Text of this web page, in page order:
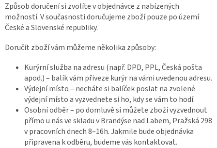
Způsob doručení si zvolíte v objednávce z nabízených
možností. V současnosti doručujeme zboží pouze po území
České a Slovenské republiky.
Doručit zboží vám můžeme několika způsoby:
Kurýrní služba na adresu (např. DPD, PPL, Česká pošta
apod.) – balík vám přiveze kurýr na vámi uvedenou adresu.
Výdejní místo – necháte si balíček poslat na zvolené
výdejní místo a vyzvednete si ho, kdy se vám to hodí.
Osobní odběr – po domluvě si můžete zboží vyzvednout
přímo u nás ve skladu v Brandýse nad Labem, Pražská 298
v pracovních dnech 8–16h. Jakmile bude objednávka
připravena k odběru, budeme vás kontaktovat.